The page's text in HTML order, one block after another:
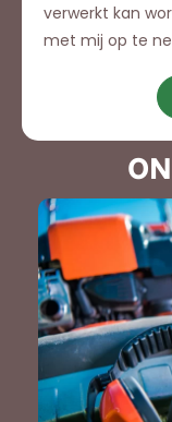
verwerkt kan
met mij op te